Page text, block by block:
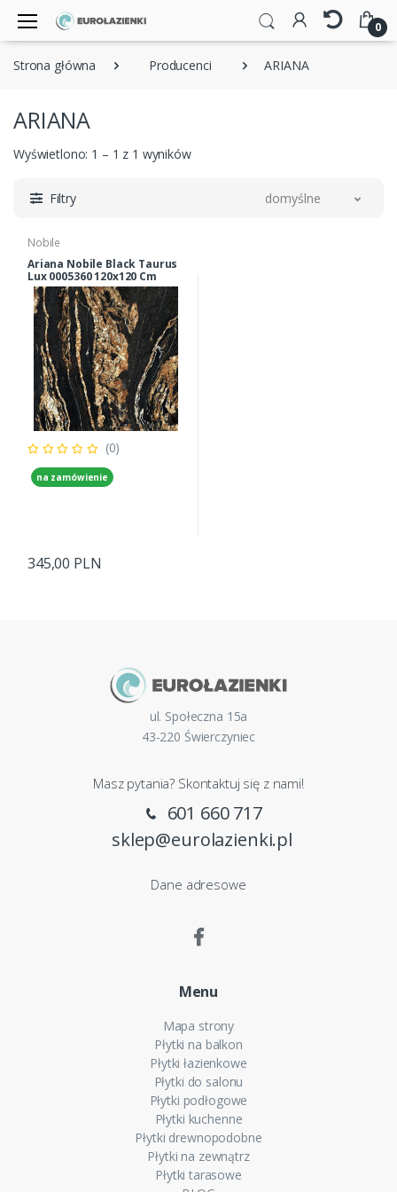
0
Strona główna Producenci ARIANA
ARIANA
Wyświetlono: 1 – 1 z 1 wyników
Filtry domyślne
Nobile
Ariana Nobile Black Taurus
Lux 0005360 120x120 Cm
(0)
na zamówienie
345,00 PLN
ul. Społeczna 15a
43-220 Świerczyniec
Masz pytania? Skontaktuj się z nami!
601 660 717
sklep@eurolazienki.pl
Dane adresowe
Menu
Mapa strony
Płytki na balkon
Płytki łazienkowe
Płytki do salonu
Płytki podłogowe
Płytki kuchenne
Płytki drewnopodobne
Płytki na zewnątrz
Płytki tarasowe